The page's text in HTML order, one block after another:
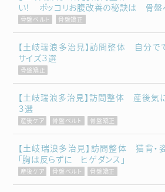
い！ ポッコリお腹改善の秘訣は 骨盤ベ
骨盤ベルト 骨盤矯正
【土岐瑞浪多治見】訪問整体 自分で
サイズ３選
骨盤矯正
【土岐瑞浪多治見】訪問整体 産後気
３選
産後ケア 骨盤ベルト 骨盤矯正
【土岐瑞浪多治見】訪問整体 猫背・
「胸は反らずに ヒゲダンス」
産後ケア 骨盤ベルト 骨盤矯正